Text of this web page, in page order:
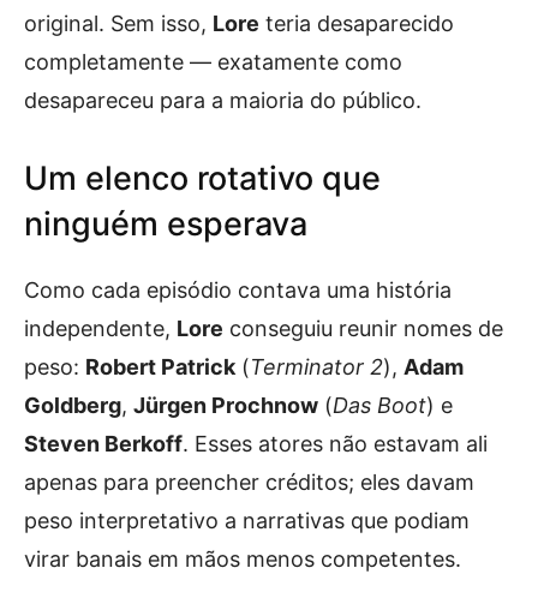
original. Sem isso, Lore teria desaparecido
completamente — exatamente como
desapareceu para a maioria do público.
Um elenco rotativo que
ninguém esperava
Como cada episódio contava uma história
independente, Lore conseguiu reunir nomes de
peso: Robert Patrick (Terminator 2), Adam
Goldberg, Jürgen Prochnow (Das Boot) e
Steven Berkoff. Esses atores não estavam ali
apenas para preencher créditos; eles davam
peso interpretativo a narrativas que podiam
virar banais em mãos menos competentes.